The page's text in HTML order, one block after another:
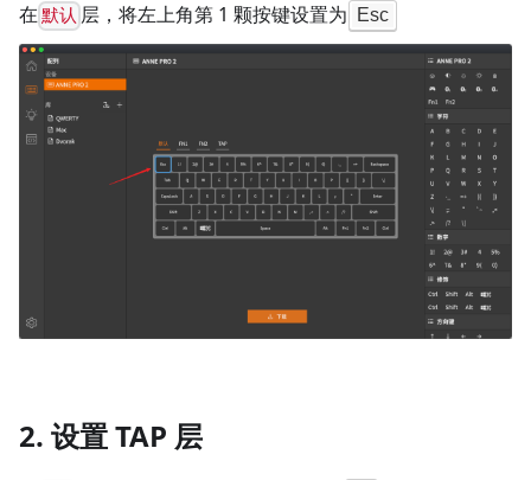
在默认 层，将左上角第 1 颗按键设置为 Esc
2. 设置 TAP 层